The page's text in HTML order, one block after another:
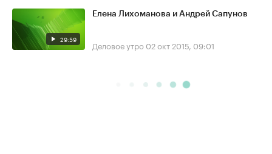
29:59
Елена Лихоманова и Андрей Сапунов
Деловое утро 02 окт 2015, 09:01